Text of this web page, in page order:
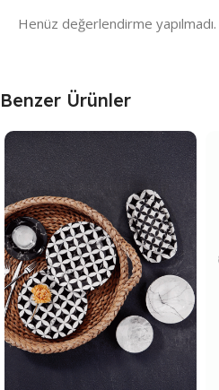
Henüz değerlendirme yapılmadı.
Benzer Ürünler